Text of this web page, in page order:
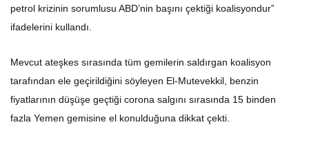
petrol krizinin sorumlusu ABD’nin başını çektiği koalisyondur”
ifadelerini kullandı.
Mevcut ateşkes sırasında tüm gemilerin saldırgan koalisyon
tarafından ele geçirildiğini söyleyen El-Mutevekkil, benzin
fiyatlarının düşüşe geçtiği corona salgını sırasında 15 binden
fazla Yemen gemisine el konulduğuna dikkat çekti.